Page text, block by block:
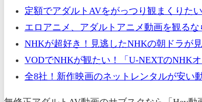
定額でアダルトAVをがっつり観まくりた
エロアニメ、アダルトアニメ動画を観る
NHKが超好き！見逃したNHKの朝ドラが
VODでNHKが観たい！「U-NEXTのNHK
全8社！新作映画のネットレンタルが安い